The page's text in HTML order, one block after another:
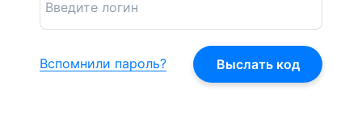
Вспомнили пароль?